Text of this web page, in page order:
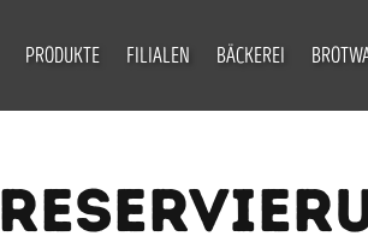
PRODUKTE FILIALEN BÄCKEREI